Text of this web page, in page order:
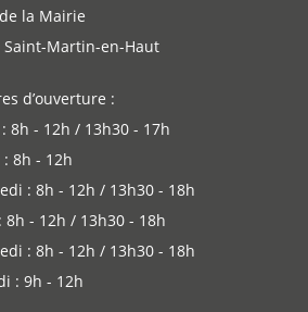
la Mairie
Saint-Martin-en-Haut
d’ouverture :
8h - 12h / 13h30 - 17h
8h - 12h
: 8h - 12h / 13h30 - 18h
8h - 12h / 13h30 - 18h
: 8h - 12h / 13h30 - 18h
: 9h - 12h